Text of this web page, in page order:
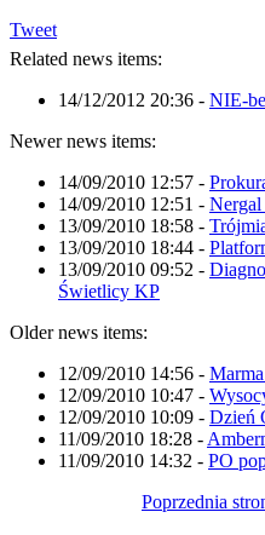
Tweet
Related news items:
14/12/2012 20:36 - NIE-
Newer news items:
14/09/2010 12:57 -
14/09/2010 12:51 - Nergal
13/09/2010 18:58 -
13/09/2010 18:44 -
13/09/2010 09:52 -
Świetlicy KP
Older news items:
12/09/2010 14:56 -
12/09/2010 10:47 -
12/09/2010 10:09 - Dzień
11/09/2010 18:28 -
11/09/2010 14:32 - PO
Poprzednia